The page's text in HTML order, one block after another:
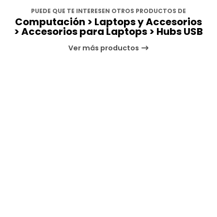
PUEDE QUE TE INTERESEN OTROS PRODUCTOS DE
Computación > Laptops y Accesorios
> Accesorios para Laptops > Hubs USB
Ver más productos